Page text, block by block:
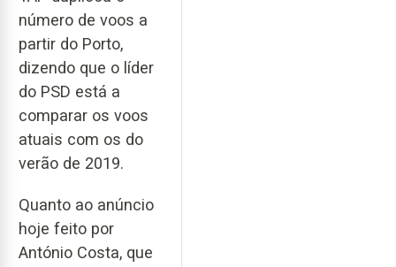
número de voos a
partir do Porto,
dizendo que o líder
do PSD está a
comparar os voos
atuais com os do
verão de 2019.
Quanto ao anúncio
hoje feito por
António Costa, que